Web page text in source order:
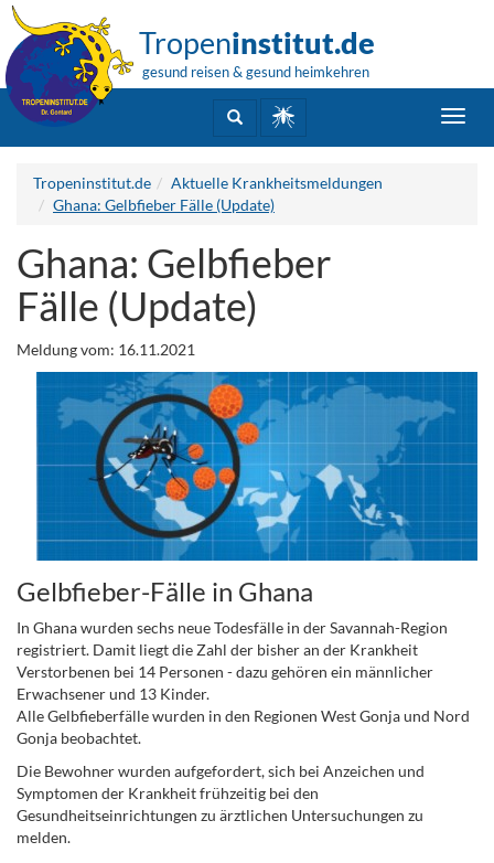
Tropeninstitut.de
gesund reisen & gesund heimkehren
Tropeninstitut.de
Aktuelle Krankheitsmeldungen
Ghana: Gelbfieber Fälle (Update)
Ghana: Gelbfieber
Fälle (Update)
Meldung vom: 16.11.2021
Gelbfieber-Fälle in Ghana
In Ghana wurden sechs neue Todesfälle in der Savannah-Region
registriert. Damit liegt die Zahl der bisher an der Krankheit
Verstorbenen bei 14 Personen - dazu gehören ein männlicher
Erwachsener und 13 Kinder.
Alle Gelbfieberfälle wurden in den Regionen West Gonja und Nord
Gonja beobachtet.
Die Bewohner wurden aufgefordert, sich bei Anzeichen und
Symptomen der Krankheit frühzeitig bei den
Gesundheitseinrichtungen zu ärztlichen Untersuchungen zu
melden.